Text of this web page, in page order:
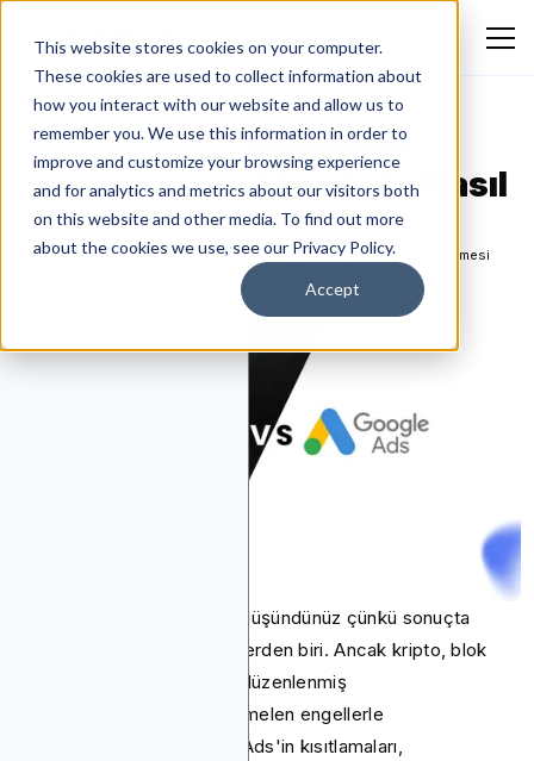
This website stores cookies on your computer.
These cookies are used to collect information about
how you interact with our website and allow us to
remember you. We use this information in order to
improve and customize your browsing experience
and for analytics and metrics about our visitors both
on this website and other media. To find out more
about the cookies we use, see our Privacy Policy.
Accept
Google Ads İncelemesi:
Blockchain-Reklamlarla Nasıl
Karşılaştırılır?
Aleksandar Jançeski March 27, 2026 Platform ve Araçlar İncelemesi
Muhtemelen Google Ads'i düşündünüz çünkü sonuçta
reklamcılıkta en büyük isimlerden biri. Ancak kripto, blok
zinciri, iGaming veya diğer düzenlenmiş
endüstrilerdeyseniz, muhtemelen engellerle
karşılaşmışsınızdır. Google Ads'in kısıtlamaları,